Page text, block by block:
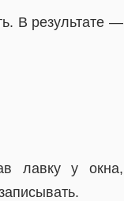
В результате —
лавку у окна,